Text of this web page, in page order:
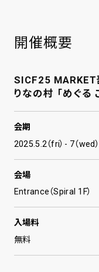
開催概要
SICF25 MARKET
りなの村 「めぐる
会期
2025.5.2（fri）- 7（wed
会場
Entrance（Spiral 1F）
入場料
無料